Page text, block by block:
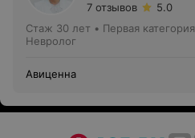
7 отзывов
5.0
Стаж 30 лет • Первая категория
Невролог
Авиценна